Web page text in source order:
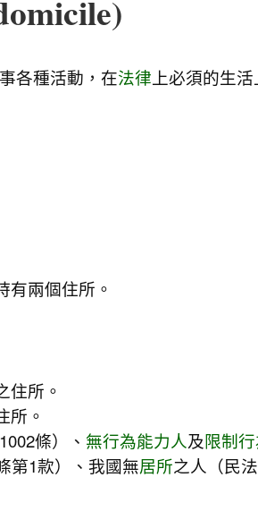
各種活動，在法律 上必須的生
有兩個住所。
住所。
所。
條）、 無行為能力人及限制
第1款）、我國無居所之人（民